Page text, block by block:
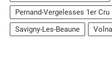
Pernand-Vergelesses 1er Cru
Savigny-Les-Beaune